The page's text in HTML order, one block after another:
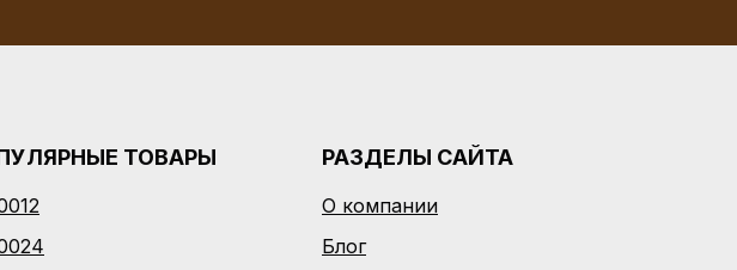
ТОВАРЫ РАЗДЕЛЫ САЙТА
О компании
Блог